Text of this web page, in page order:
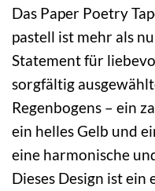
Das Paper Poetry
pastell ist mehr als
Statement für
sorgfältig
Regenbogens – ein
ein helles Gelb und
eine harmonische
Dieses Design ist